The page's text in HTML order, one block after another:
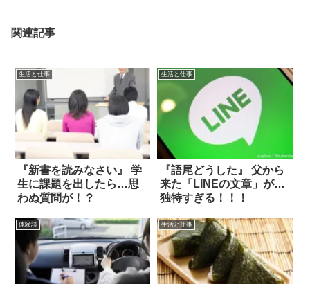
関連記事
生活と仕事
『新書を読みなさい』 学
生に課題を出したら…思
わぬ質問が！？
生活と仕事
『語尾どうした』 父から
来た「LINEの文章」が…
独特すぎる！！！
体験談 生活と仕事